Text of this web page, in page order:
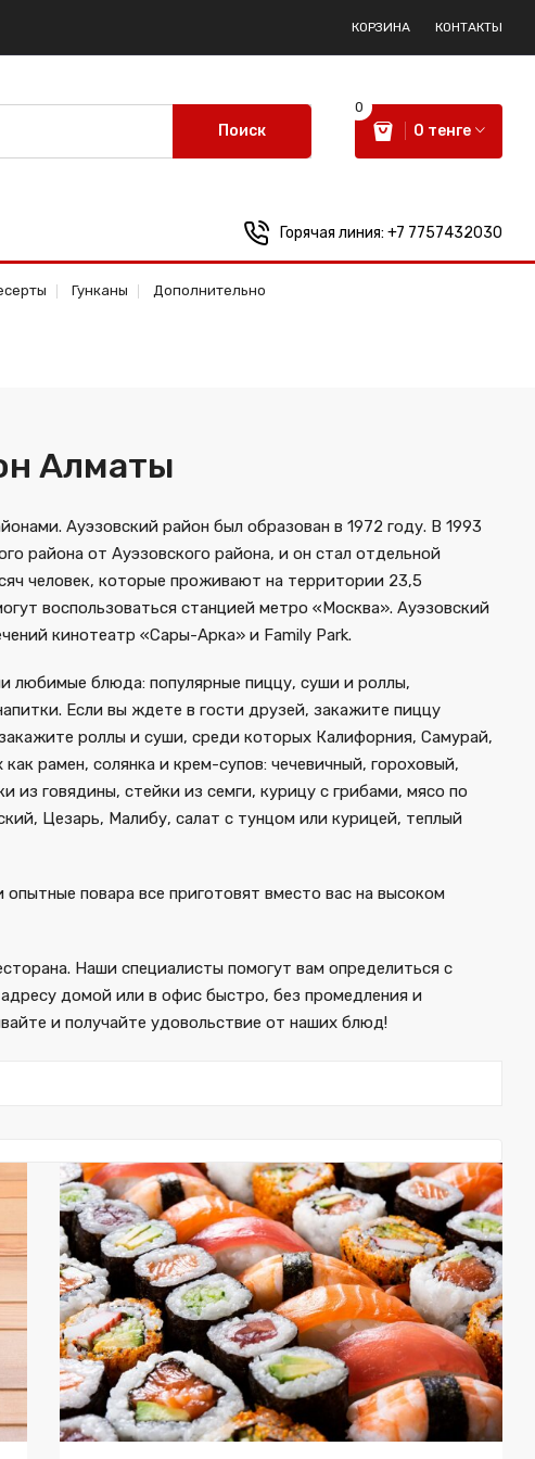
КОРЗИНА КОНТАКТЫ
Поиск 0 тенге
0
Горячая линия: +7 7757432030
Гунканы Дополнительно
Алматы
Ауэзовский район был образован в 1972 году. В 1993
района от Ауэзовского района, и он стал отдельной
человек, которые проживают на территории 23,5
воспользоваться станцией метро «Москва». Ауэзовский
кинотеатр «Сары-Арка» и Family Park.
любимые блюда: популярные пиццу, суши и роллы,
Если вы ждете в гости друзей, закажите пиццу
роллы и суши, среди которых Калифорния, Самурай,
рамен, солянка и крем-супов: чечевичный, гороховый,
говядины, стейки из семги, курицу с грибами, мясо по
Цезарь, Малибу, салат с тунцом или курицей, теплый
повара все приготовят вместо вас на высоком
Наши специалисты помогут вам определиться с
домой или в офис быстро, без промедления и
и получайте удовольствие от наших блюд!